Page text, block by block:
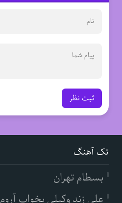
ثبت نظر
تک آهنگ
بسطام تهران
علی زند وکیلی بخواب آروم